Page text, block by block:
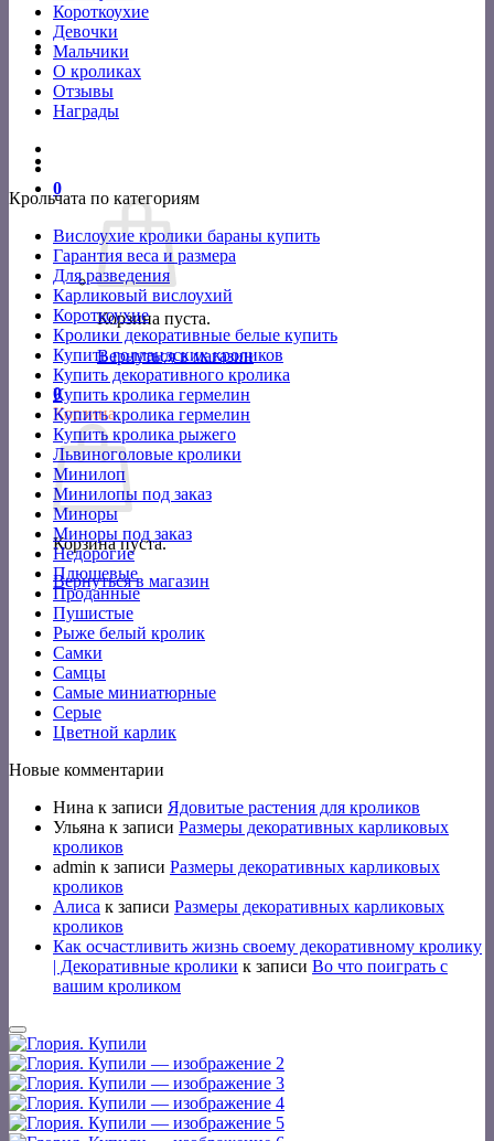
Короткоухие
Девочки
Мальчики
О кроликах
Отзывы
Награды
0
Корзина пуста.
Вернуться в магазин
0
Корзина
Корзина пуста.
Вернуться в магазин
Крольчата по категориям
Вислоухие кролики бараны купить
Гарантия веса и размера
Для разведения
Карликовый вислоухий
Короткоухие
Кролики декоративные белые купить
Купить голландских кроликов
Купить декоративного кролика
Купить кролика гермелин
Купить кролика гермелин
Купить кролика рыжего
Львиноголовые кролики
Минилоп
Минилопы под заказ
Миноры
Миноры под заказ
Недорогие
Плюшевые
Проданные
Пушистые
Рыже белый кролик
Самки
Самцы
Самые миниатюрные
Серые
Цветной карлик
Новые комментарии
Нина к записи Ядовитые растения для кроликов
Ульяна к записи Размеры декоративных карликовых
кроликов
admin к записи Размеры декоративных карликовых
кроликов
Алиса к записи Размеры декоративных карликовых
кроликов
Как осчастливить жизнь своему декоративному кролику
| Декоративные кролики к записи Во что поиграть с
вашим кроликом